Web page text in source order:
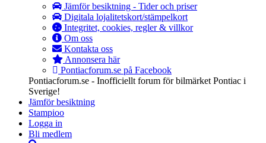
Jämför besiktning - Tider och priser
Digitala lojalitetskort/stämpelkort
Integritet, cookies, regler & villkor
Om oss
Kontakta oss
Annonsera här
Pontiacforum.se på Facebook
Pontiacforum.se - Inofficiellt forum för bilmärket Pontiac i
Sverige!
Jämför besiktning
Stampioo
Logga in
Bli medlem